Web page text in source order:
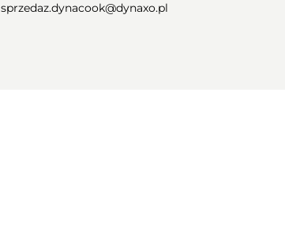
sprzedaz.dynacook@dynaxo.pl